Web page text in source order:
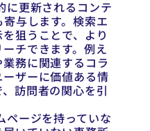
に更新されるコンテ
与します。検索エ
狙うことで、より
チできます。例え
務に関連するコラ
ザーに価値ある情
訪問者の関心を引
ページを持っていな